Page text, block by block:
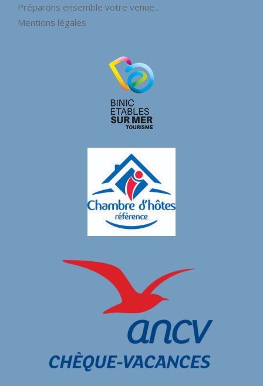
Préparons ensemble votre venue…
Mentions légales